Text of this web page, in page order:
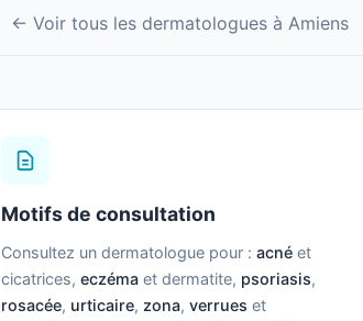
← Voir tous les dermatologues à Amiens
Motifs de consultation
Consultez un dermatologue pour :acné et
cicatrices,eczéma et dermatite, psoriasis,
rosacée, urticaire, zona,verrues et